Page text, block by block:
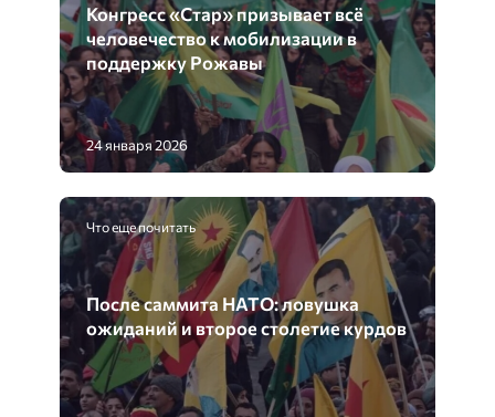
Конгресс «Стар» призывает всё
человечество к мобилизации в
поддержку Рожавы
24 января 2026
Что еще почитать
После саммита НАТО: ловушка
ожиданий и второе столетие курдов